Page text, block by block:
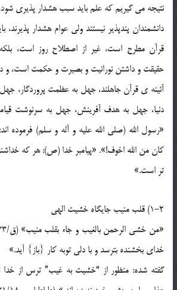
نتیجه می گیریم که علم باید سبب هشدار پذیری شود،
دانشمندان پندپذیر نیستند ولی عوام هشدار پذیرند،
قرآن مطرح است، غیر از اصطلاح روز است،
حقیقت و داشتن نورانیت و بصیرت و حکمت است، و
آئینه ی قرآن جاهلند، جهل به عظمت پروردگار،
«رسول الله (صلی الله علیه و آله و سلم) فرموده
کان من الله اخوف!». «پیامبر خدا (ص): هر که
تر است.»
1-2) قلب منیب جایگاه خشیت الهی
خدای بخشنده بترسد و با دلی توبه کار {باز} آید.»
گفته شده: منظور از “خشیت به غیب” ترس از